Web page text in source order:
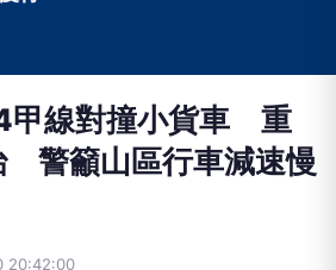
行
甲線對撞小貨車 重